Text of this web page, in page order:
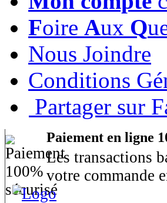
Foire Aux Q
Nous Joindre
Conditions
Partager sur
Paiement en ligne
Les transactions
votre commande